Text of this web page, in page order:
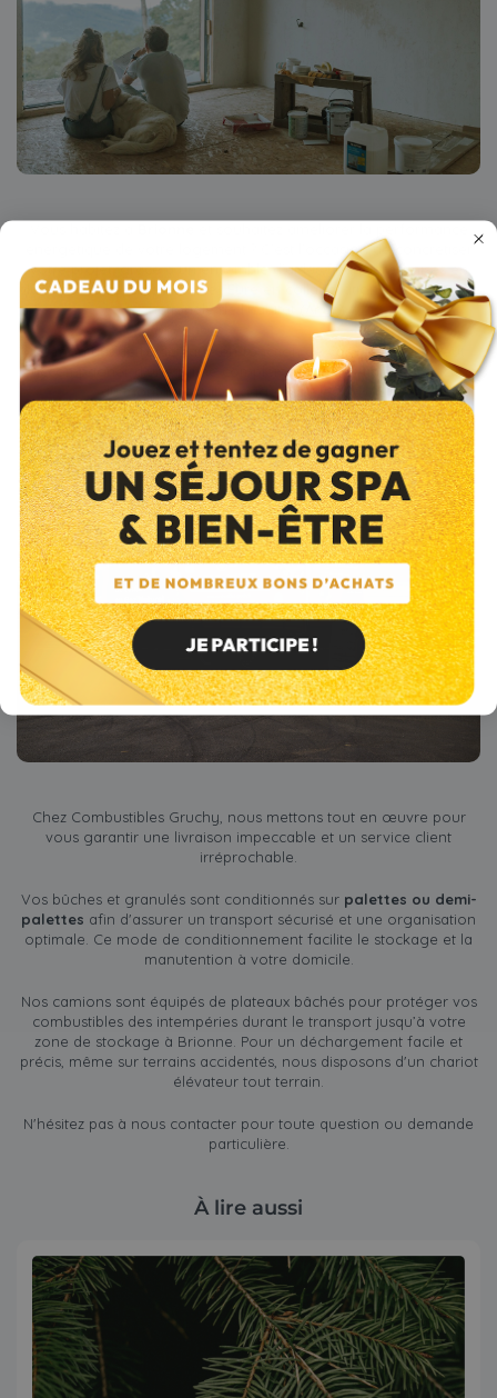
énergétique de votre logement ? C'est l'occasion de concrétiser
votre projet, grâce à un ensemble d'aides financières mises en
place par le département de l'Eure en collaboration avec l'Agence
nationale de l'habitat (
Anah).
Le montant de l’aide varie en fonction de vos revenus et peut
s’accompagner d’une prime complémentaire, définie en fonction
du montant total engagé pour les travaux.
Chez Combustibles Gruchy, nous mettons tout en œuvre pour
vous garantir une livraison impeccable et un service client
irréprochable.
Vos bûches et granulés sont conditionnés sur palettes ou demi-
palettes afin d'assurer un transport sécurisé et une organisation
optimale. Ce mode de conditionnement facilite le stockage et la
manutention à votre domicile.
Nos camions sont équipés de plateaux bâchés pour protéger vos
combustibles des intempéries durant le transport jusqu’à votre
zone de stockage à Brionne. Pour un déchargement facile et
précis, même sur terrains accidentés, nous disposons d'un chariot
élévateur tout terrain.
N'hésitez pas à nous contacter pour toute question ou demande
particulière.
À lire aussi